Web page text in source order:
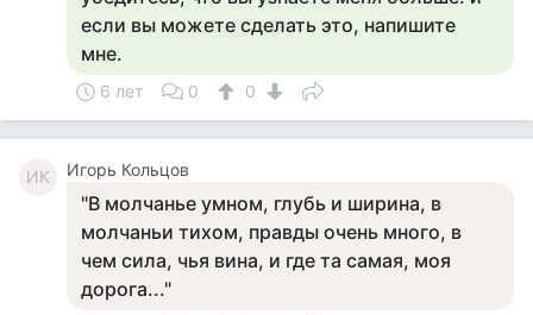
если вы можете сделать это, напишите
мне.
6 лет 0 0
ИК Игорь Кольцов
"В молчанье умном, глубь и ширина, в
молчаньи тихом, правды очень много, в
чем сила, чья вина, и где та самая, моя
дорога..."